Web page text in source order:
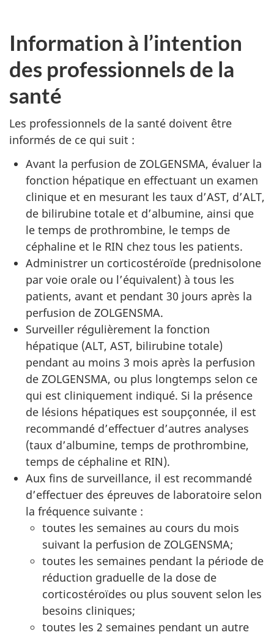
Information à l’intention
des professionnels de la
santé
Les professionnels de la santé doivent être
informés de ce qui suit :
Avant la perfusion de ZOLGENSMA, évaluer la
fonction hépatique en effectuant un examen
clinique et en mesurant les taux d’AST, d’ALT,
de bilirubine totale et d’albumine, ainsi que
le temps de prothrombine, le temps de
céphaline et le RIN chez tous les patients.
Administrer un corticostéroïde (prednisolone
par voie orale ou l’équivalent) à tous les
patients, avant et pendant 30 jours après la
perfusion de ZOLGENSMA.
Surveiller régulièrement la fonction
hépatique (ALT, AST, bilirubine totale)
pendant au moins 3 mois après la perfusion
de ZOLGENSMA, ou plus longtemps selon ce
qui est cliniquement indiqué. Si la présence
de lésions hépatiques est soupçonnée, il est
recommandé d’effectuer d’autres analyses
(taux d’albumine, temps de prothrombine,
temps de céphaline et RIN).
Aux fins de surveillance, il est recommandé
d’effectuer des épreuves de laboratoire selon
la fréquence suivante :
toutes les semaines au cours du mois
suivant la perfusion de ZOLGENSMA;
toutes les semaines pendant la période de
réduction graduelle de la dose de
corticostéroïdes ou plus souvent selon les
besoins cliniques;
toutes les 2 semaines pendant un autre